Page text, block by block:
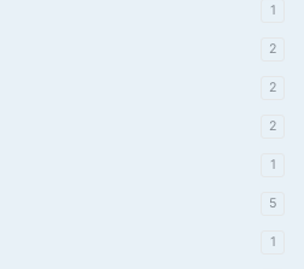
1
2
2
2
1
5
1